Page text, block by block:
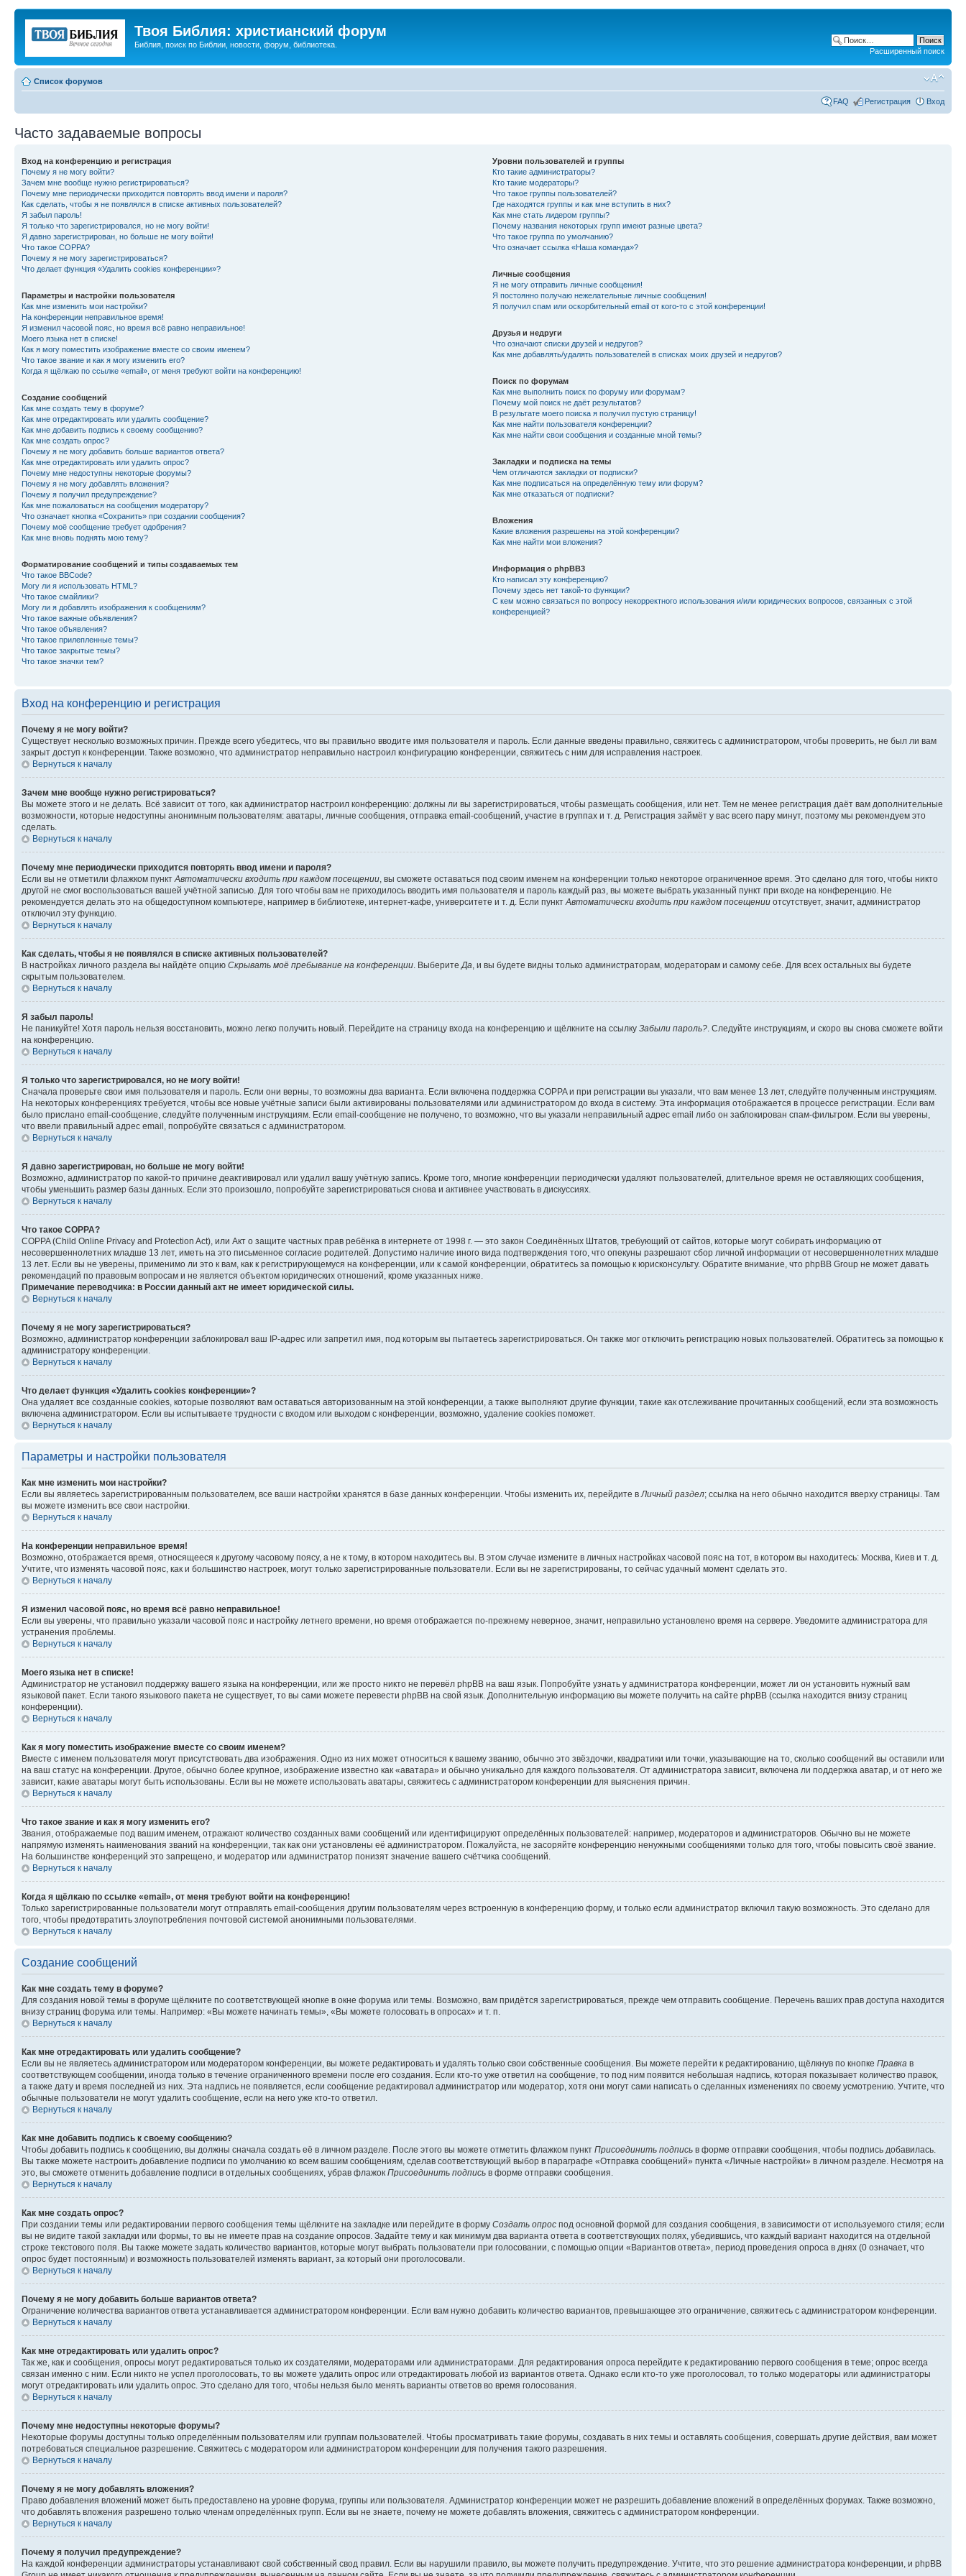
Твоя Библия: христианский форум
Библия, поиск по Библии, новости, форум, библиотека.
Расширенный поиск
Список форумов
FAQ Регистрация Вход
Часто задаваемые вопросы
Вход на конференцию и регистрация
Почему я не могу войти?
Зачем мне вообще нужно регистрироваться?
Почему мне периодически приходится повторять ввод имени и пароля?
Как сделать, чтобы я не появлялся в списке активных пользователей?
Я забыл пароль!
Я только что зарегистрировался, но не могу войти!
Я давно зарегистрирован, но больше не могу войти!
Что такое COPPA?
Почему я не могу зарегистрироваться?
Что делает функция «Удалить cookies конференции»?
Параметры и настройки пользователя
Как мне изменить мои настройки?
На конференции неправильное время!
Я изменил часовой пояс, но время всё равно неправильное!
Моего языка нет в списке!
Как я могу поместить изображение вместе со своим именем?
Что такое звание и как я могу изменить его?
Когда я щёлкаю по ссылке «email», от меня требуют войти на конференцию!
Создание сообщений
Как мне создать тему в форуме?
Как мне отредактировать или удалить сообщение?
Как мне добавить подпись к своему сообщению?
Как мне создать опрос?
Почему я не могу добавить больше вариантов ответа?
Как мне отредактировать или удалить опрос?
Почему мне недоступны некоторые форумы?
Почему я не могу добавлять вложения?
Почему я получил предупреждение?
Как мне пожаловаться на сообщения модератору?
Что означает кнопка «Сохранить» при создании сообщения?
Почему моё сообщение требует одобрения?
Как мне вновь поднять мою тему?
Форматирование сообщений и типы создаваемых тем
Что такое BBCode?
Могу ли я использовать HTML?
Что такое смайлики?
Могу ли я добавлять изображения к сообщениям?
Что такое важные объявления?
Что такое объявления?
Что такое прилепленные темы?
Что такое закрытые темы?
Что такое значки тем?
Уровни пользователей и группы
Кто такие администраторы?
Кто такие модераторы?
Что такое группы пользователей?
Где находятся группы и как мне вступить в них?
Как мне стать лидером группы?
Почему названия некоторых групп имеют разные цвета?
Что такое группа по умолчанию?
Что означает ссылка «Наша команда»?
Личные сообщения
Я не могу отправить личные сообщения!
Я постоянно получаю нежелательные личные сообщения!
Я получил спам или оскорбительный email от кого-то с этой конференции!
Друзья и недруги
Что означают списки друзей и недругов?
Как мне добавлять/удалять пользователей в списках моих друзей и недругов?
Поиск по форумам
Как мне выполнить поиск по форуму или форумам?
Почему мой поиск не даёт результатов?
В результате моего поиска я получил пустую страницу!
Как мне найти пользователя конференции?
Как мне найти свои сообщения и созданные мной темы?
Закладки и подписка на темы
Чем отличаются закладки от подписки?
Как мне подписаться на определённую тему или форум?
Как мне отказаться от подписки?
Вложения
Какие вложения разрешены на этой конференции?
Как мне найти мои вложения?
Информация о phpBB3
Кто написал эту конференцию?
Почему здесь нет такой-то функции?
С кем можно связаться по вопросу некорректного использования и/или юридических вопросов, связанных с этой
конференцией?
Вход на конференцию и регистрация
Почему я не могу войти?
Существует несколько возможных причин. Прежде всего убедитесь, что вы правильно вводите имя пользователя и пароль. Если данные введены правильно, свяжитесь с администратором, чтобы проверить, не был ли вам
закрыт доступ к конференции. Также возможно, что администратор неправильно настроил конфигурацию конференции, свяжитесь с ним для исправления настроек.
Вернуться к началу
Зачем мне вообще нужно регистрироваться?
Вы можете этого и не делать. Всё зависит от того, как администратор настроил конференцию: должны ли вы зарегистрироваться, чтобы размещать сообщения, или нет. Тем не менее регистрация даёт вам дополнительные
возможности, которые недоступны анонимным пользователям: аватары, личные сообщения, отправка email-сообщений, участие в группах и т. д. Регистрация займёт у вас всего пару минут, поэтому мы рекомендуем это
сделать.
Вернуться к началу
Почему мне периодически приходится повторять ввод имени и пароля?
Если вы не отметили флажком пункт Автоматически входить при каждом посещении , вы сможете оставаться под своим именем на конференции только некоторое ограниченное время. Это сделано для того, чтобы никто
другой не смог воспользоваться вашей учётной записью. Для того чтобы вам не приходилось вводить имя пользователя и пароль каждый раз, вы можете выбрать указанный пункт при входе на конференцию. Не
рекомендуется делать это на общедоступном компьютере, например в библиотеке, интернет-кафе, университете и т. д. Если пункт Автоматически входить при каждом посещении отсутствует, значит, администратор
отключил эту функцию.
Вернуться к началу
Как сделать, чтобы я не появлялся в списке активных пользователей?
В настройках личного раздела вы найдёте опцию Скрывать моё пребывание на конференции . Выберите Да , и вы будете видны только администраторам, модераторам и самому себе. Для всех остальных вы будете
скрытым пользователем.
Вернуться к началу
Я забыл пароль!
Не паникуйте! Хотя пароль нельзя восстановить, можно легко получить новый. Перейдите на страницу входа на конференцию и щёлкните на ссылку Забыли пароль? . Следуйте инструкциям, и скоро вы снова сможете войти
на конференцию.
Вернуться к началу
Я только что зарегистрировался, но не могу войти!
Сначала проверьте свои имя пользователя и пароль. Если они верны, то возможны два варианта. Если включена поддержка COPPA и при регистрации вы указали, что вам менее 13 лет, следуйте полученным инструкциям.
На некоторых конференциях требуется, чтобы все новые учётные записи были активированы пользователями или администратором до входа в систему. Эта информация отображается в процессе регистрации. Если вам
было прислано email-сообщение, следуйте полученным инструкциям. Если email-сообщение не получено, то возможно, что вы указали неправильный адрес email либо он заблокирован спам-фильтром. Если вы уверены,
что ввели правильный адрес email, попробуйте связаться с администратором.
Вернуться к началу
Я давно зарегистрирован, но больше не могу войти!
Возможно, администратор по какой-то причине деактивировал или удалил вашу учётную запись. Кроме того, многие конференции периодически удаляют пользователей, длительное время не оставляющих сообщения,
чтобы уменьшить размер базы данных. Если это произошло, попробуйте зарегистрироваться снова и активнее участвовать в дискуссиях.
Вернуться к началу
Что такое COPPA?
COPPA (Child Online Privacy and Protection Act), или Акт о защите частных прав ребёнка в интернете от 1998 г. — это закон Соединённых Штатов, требующий от сайтов, которые могут собирать информацию от
несовершеннолетних младше 13 лет, иметь на это письменное согласие родителей. Допустимо наличие иного вида подтверждения того, что опекуны разрешают сбор личной информации от несовершеннолетних младше
13 лет. Если вы не уверены, применимо ли это к вам, как к регистрирующемуся на конференции, или к самой конференции, обратитесь за помощью к юрисконсульту. Обратите внимание, что phpBB Group не может давать
рекомендаций по правовым вопросам и не является объектом юридических отношений, кроме указанных ниже.
Примечание переводчика: в России данный акт не имеет юридической силы.
Вернуться к началу
Почему я не могу зарегистрироваться?
Возможно, администратор конференции заблокировал ваш IP-адрес или запретил имя, под которым вы пытаетесь зарегистрироваться. Он также мог отключить регистрацию новых пользователей. Обратитесь за помощью к
администратору конференции.
Вернуться к началу
Что делает функция «Удалить cookies конференции»?
Она удаляет все созданные cookies, которые позволяют вам оставаться авторизованным на этой конференции, а также выполняют другие функции, такие как отслеживание прочитанных сообщений, если эта возможность
включена администратором. Если вы испытываете трудности с входом или выходом с конференции, возможно, удаление cookies поможет.
Вернуться к началу
Параметры и настройки пользователя
Как мне изменить мои настройки?
Если вы являетесь зарегистрированным пользователем, все ваши настройки хранятся в базе данных конференции. Чтобы изменить их, перейдите в Личный раздел; ссылка на него обычно находится вверху страницы. Там
вы можете изменить все свои настройки.
Вернуться к началу
На конференции неправильное время!
Возможно, отображается время, относящееся к другому часовому поясу, а не к тому, в котором находитесь вы. В этом случае измените в личных настройках часовой пояс на тот, в котором вы находитесь: Москва, Киев и т. д.
Учтите, что изменять часовой пояс, как и большинство настроек, могут только зарегистрированные пользователи. Если вы не зарегистрированы, то сейчас удачный момент сделать это.
Вернуться к началу
Я изменил часовой пояс, но время всё равно неправильное!
Если вы уверены, что правильно указали часовой пояс и настройку летнего времени, но время отображается по-прежнему неверное, значит, неправильно установлено время на сервере. Уведомите администратора для
устранения проблемы.
Вернуться к началу
Моего языка нет в списке!
Администратор не установил поддержку вашего языка на конференции, или же просто никто не перевёл phpBB на ваш язык. Попробуйте узнать у администратора конференции, может ли он установить нужный вам
языковой пакет. Если такого языкового пакета не существует, то вы сами можете перевести phpBB на свой язык. Дополнительную информацию вы можете получить на сайте phpBB (ссылка находится внизу страниц
конференции).
Вернуться к началу
Как я могу поместить изображение вместе со своим именем?
Вместе с именем пользователя могут присутствовать два изображения. Одно из них может относиться к вашему званию, обычно это звёздочки, квадратики или точки, указывающие на то, сколько сообщений вы оставили или
на ваш статус на конференции. Другое, обычно более крупное, изображение известно как «аватара» и обычно уникально для каждого пользователя. От администратора зависит, включена ли поддержка аватар, и от него же
зависит, какие аватары могут быть использованы. Если вы не можете использовать аватары, свяжитесь с администратором конференции для выяснения причин.
Вернуться к началу
Что такое звание и как я могу изменить его?
Звания, отображаемые под вашим именем, отражают количество созданных вами сообщений или идентифицируют определённых пользователей: например, модераторов и администраторов. Обычно вы не можете
напрямую изменять наименования званий на конференции, так как они установлены её администратором. Пожалуйста, не засоряйте конференцию ненужными сообщениями только для того, чтобы повысить своё звание.
На большинстве конференций это запрещено, и модератор или администратор понизят значение вашего счётчика сообщений.
Вернуться к началу
Когда я щёлкаю по ссылке «email», от меня требуют войти на конференцию!
Только зарегистрированные пользователи могут отправлять email-сообщения другим пользователям через встроенную в конференцию форму, и только если администратор включил такую возможность. Это сделано для
того, чтобы предотвратить злоупотребления почтовой системой анонимными пользователями.
Вернуться к началу
Создание сообщений
Как мне создать тему в форуме?
Для создания новой темы в форуме щёлкните по соответствующей кнопке в окне форума или темы. Возможно, вам придётся зарегистрироваться, прежде чем отправить сообщение. Перечень ваших прав доступа находится
внизу страниц форума или темы. Например: «Вы можете начинать темы», «Вы можете голосовать в опросах» и т. п.
Вернуться к началу
Как мне отредактировать или удалить сообщение?
Если вы не являетесь администратором или модератором конференции, вы можете редактировать и удалять только свои собственные сообщения. Вы можете перейти к редактированию, щёлкнув по кнопке Правка в
соответствующем сообщении, иногда только в течение ограниченного времени после его создания. Если кто-то уже ответил на сообщение, то под ним появится небольшая надпись, которая показывает количество правок,
а также дату и время последней из них. Эта надпись не появляется, если сообщение редактировал администратор или модератор, хотя они могут сами написать о сделанных изменениях по своему усмотрению. Учтите, что
обычные пользователи не могут удалить сообщение, если на него уже кто-то ответил.
Вернуться к началу
Как мне добавить подпись к своему сообщению?
Чтобы добавить подпись к сообщению, вы должны сначала создать её в личном разделе. После этого вы можете отметить флажком пункт Присоединить подпись в форме отправки сообщения, чтобы подпись добавилась.
Вы также можете настроить добавление подписи по умолчанию ко всем вашим сообщениям, сделав соответствующий выбор в параграфе «Отправка сообщений» пункта «Личные настройки» в личном разделе. Несмотря на
это, вы сможете отменить добавление подписи в отдельных сообщениях, убрав флажок Присоединить подпись в форме отправки сообщения.
Вернуться к началу
Как мне создать опрос?
При создании темы или редактировании первого сообщения темы щёлкните на закладке или перейдите в форму Создать опрос под основной формой для создания сообщения, в зависимости от используемого стиля; если
вы не видите такой закладки или формы, то вы не имеете прав на создание опросов. Задайте тему и как минимум два варианта ответа в соответствующих полях, убедившись, что каждый вариант находится на отдельной
строке текстового поля. Вы также можете задать количество вариантов, которые могут выбрать пользователи при голосовании, с помощью опции «Вариантов ответа», период проведения опроса в днях (0 означает, что
опрос будет постоянным) и возможность пользователей изменять вариант, за который они проголосовали.
Вернуться к началу
Почему я не могу добавить больше вариантов ответа?
Ограничение количества вариантов ответа устанавливается администратором конференции. Если вам нужно добавить количество вариантов, превышающее это ограничение, свяжитесь с администратором конференции.
Вернуться к началу
Как мне отредактировать или удалить опрос?
Так же, как и сообщения, опросы могут редактироваться только их создателями, модераторами или администраторами. Для редактирования опроса перейдите к редактированию первого сообщения в теме; опрос всегда
связан именно с ним. Если никто не успел проголосовать, то вы можете удалить опрос или отредактировать любой из вариантов ответа. Однако если кто-то уже проголосовал, то только модераторы или администраторы
могут отредактировать или удалить опрос. Это сделано для того, чтобы нельзя было менять варианты ответов во время голосования.
Вернуться к началу
Почему мне недоступны некоторые форумы?
Некоторые форумы доступны только определённым пользователям или группам пользователей. Чтобы просматривать такие форумы, создавать в них темы и оставлять сообщения, совершать другие действия, вам может
потребоваться специальное разрешение. Свяжитесь с модератором или администратором конференции для получения такого разрешения.
Вернуться к началу
Почему я не могу добавлять вложения?
Право добавления вложений может быть предоставлено на уровне форума, группы или пользователя. Администратор конференции может не разрешить добавление вложений в определённых форумах. Также возможно,
что добавлять вложения разрешено только членам определённых групп. Если вы не знаете, почему не можете добавлять вложения, свяжитесь с администратором конференции.
Вернуться к началу
Почему я получил предупреждение?
На каждой конференции администраторы устанавливают свой собственный свод правил. Если вы нарушили правило, вы можете получить предупреждение. Учтите, что это решение администратора конференции, и phpBB